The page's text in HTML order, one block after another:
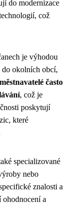
do modernizace
což
je výhodou
do okolních obcí,
často
, což je
poskytují
které
specializované
nebo
znalosti a
a